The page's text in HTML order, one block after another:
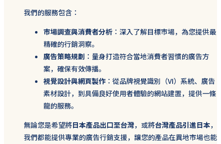
我們的服務包含：
市場調查與消費者分析 ：深入了解目標市場，為您提供最
精確的行銷洞察。
廣告策略規劃 ：量身打造符合當地消費者習慣的廣告方
案，確保有效傳播。
視覺設計與網頁製作 ：從品牌視覺識別（VI）系統、廣告
素材設計，到具備良好使用者體驗的網站建置，提供一條
龍的服務。
無論您是希望將日本產品出口至台灣，或將台灣產品引進日本，
我們都能提供專業的廣告行銷支援，讓您的產品在異地市場也能